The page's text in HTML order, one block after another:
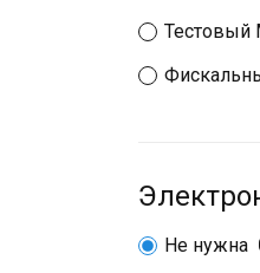
Тестовый
Не нужна